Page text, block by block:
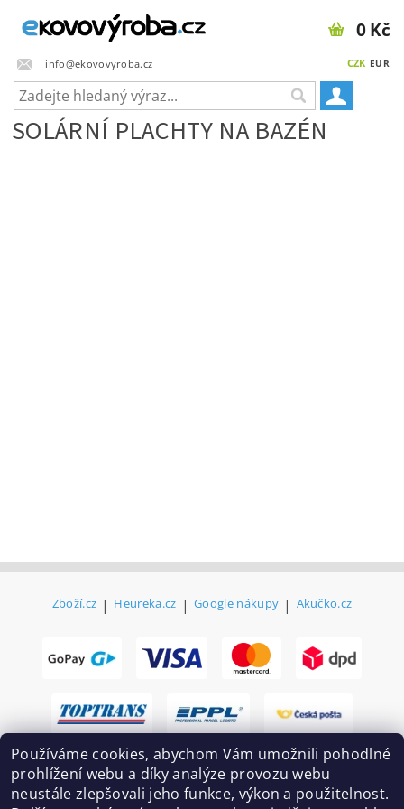
info@ekovovyroba.cz CZK EUR
0 Kč
SOLÁRNÍ PLACHTY NA BAZÉN
Zboží.cz | Heureka.cz | Google nákupy | Akučko.cz
Používáme cookies, abychom Vám umožnili pohodlné
prohlížení webu a díky analýze provozu webu
neustále zlepšovali jeho funkce, výkon a použitelnost.